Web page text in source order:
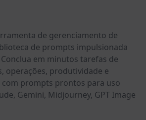
de gerenciamento de
de prompts impulsionada
em minutos tarefas de
operações, produtividade e
prompts prontos para uso
Gemini, Midjourney, GPT Image